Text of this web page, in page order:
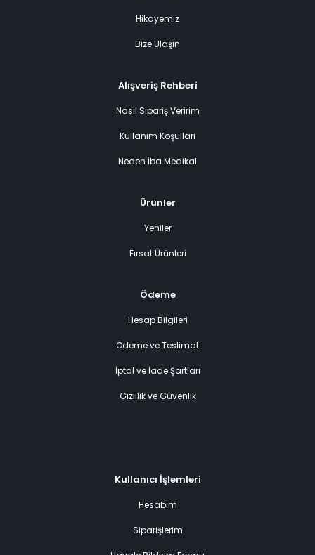
Hikayemiz
Bize Ulaşın
Alışveriş Rehberi
Nasıl Sipariş Veririm
Kullanım Koşulları
Neden İba Medikal
Ürünler
Yeniler
Fırsat Ürünleri
Ödeme
Hesap Bilgileri
Ödeme ve Teslimat
İptal ve İade Şartları
Gizlilik ve Güvenlik
Kullanıcı İşlemleri
Hesabım
Siparişlerim